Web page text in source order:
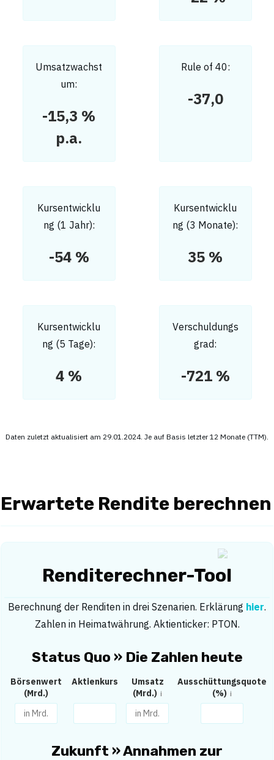
Umsatzwachst
um:
-15,3 %
p.a.
Rule of 40:
-37,0
Kursentwicklu
ng (1 Jahr):
-54 %
Kursentwicklu
ng (3 Monate):
35 %
Kursentwicklu
ng (5 Tage):
4 %
Verschuldungs
grad:
-721 %
Daten zuletzt aktualisiert am 29.01.2024. Je auf Basis letzter 12 Monate (TTM).
Erwartete Rendite berechnen
Renditerechner-Tool
Berechnung der Renditen in drei Szenarien. Erklärung hier.
Zahlen in Heimatwährung. Aktienticker: PTON.
Status Quo » Die Zahlen heute
Börsenwert
(Mrd.)
Aktienkurs
Umsatz
(Mrd.)
Ausschüttungsquote
(%)
Zukunft » Annahmen zur